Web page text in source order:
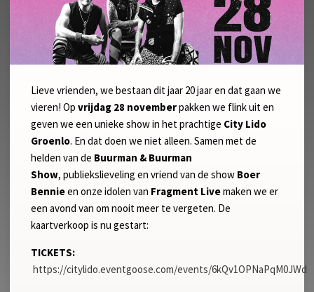
Lieve vrienden, we bestaan dit jaar 20 jaar en dat gaan we
vieren! Opvrijdag 28 novemberpakken we flink uit en
geven we een unieke show in het prachtige City Lido
Groenlo. En dat doen we niet alleen. Samen met de
helden van de Buurman & Buurman
Show, publiekslieveling en vriend van de show Boer
Bennieen onze idolen van Fragment Livemaken we er
een avond van om nooit meer te vergeten. De
kaartverkoop is nu gestart:
TICKETS:
https://citylido.eventgoose.com/events/6kQv1OPNaPqM0JWd